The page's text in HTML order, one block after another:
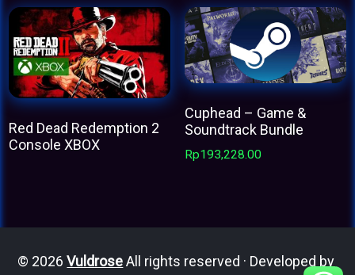
variants.
The
options
may
chosen
page
Red Dead Redemption 2
Console XBOX
variants.
Cuphead – Game &
Soundtrack Bundle
Rp193,228.00
© 2026VuldroseAll rights reserved · Developed by